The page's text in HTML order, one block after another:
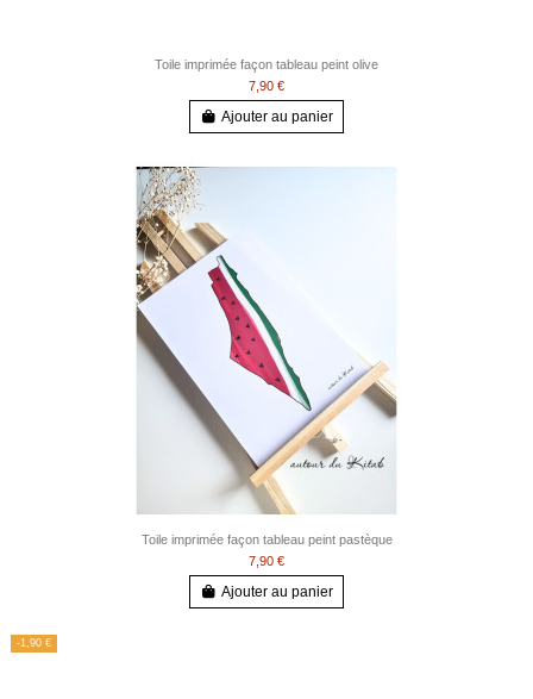
Toile imprimée façon tableau peint olive
7,90 €
Ajouter au panier
Toile imprimée façon tableau peint pastèque
7,90 €
Ajouter au panier
-1,90 €